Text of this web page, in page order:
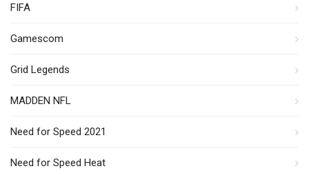
FIFA
Gamescom
Grid Legends
MADDEN NFL
Need for Speed 2021
Need for Speed Heat